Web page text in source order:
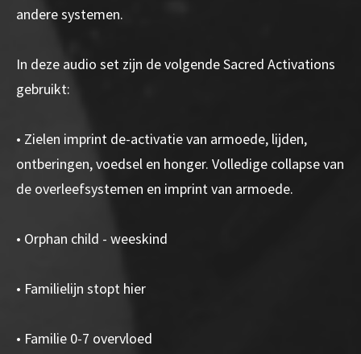
andere systemen.
In deze audio set zijn de volgende Sacred Activations
gebruikt:
• Zielen imprint de-activatie van armoede, lijden,
ontberingen, voedsel en honger. Volledige collapse van
de overleefsystemen en imprint van armoede.
• Orphan child - weeskind
• Familielijn stopt hier
• Familie 0-7 overvloed